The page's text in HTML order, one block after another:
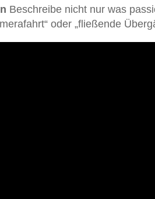
Beschreibe nicht nur was
oder „fließende